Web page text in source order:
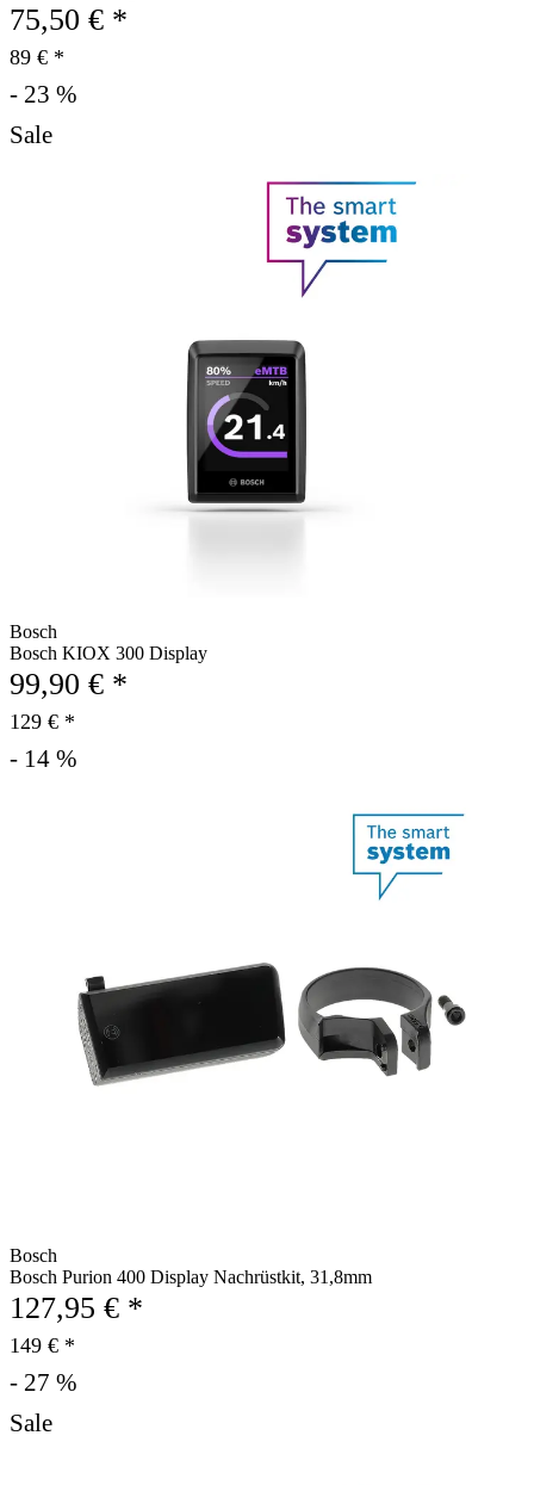
75,50 € *
89 € *
- 23 %
Sale
Bosch
Bosch KIOX 300 Display
99,90 € *
129 € *
- 14 %
Bosch
Bosch Purion 400 Display Nachrüstkit, 31,8mm
127,95 € *
149 € *
- 27 %
Sale